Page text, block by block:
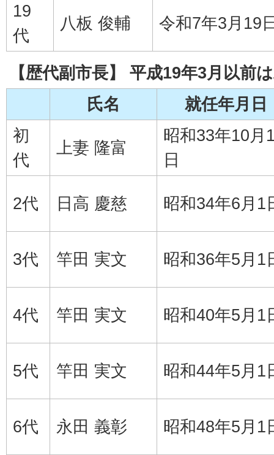
19
代
八板 俊輔 令和7年3月19
【歴代副市長】 平成19年3月以前
氏名
就任年月日
初
代
上妻 隆富
昭和33年10月
日
2代 日高 慶慈 昭和34年6月1
3代 竿田 実文 昭和36年5月1
4代 竿田 実文 昭和40年5月1
5代 竿田 実文 昭和44年5月1
6代 永田 義彰 昭和48年5月1